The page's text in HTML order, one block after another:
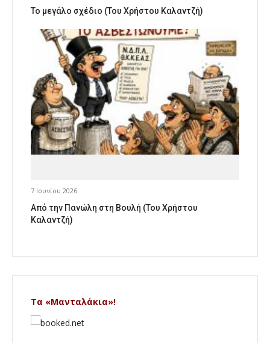
Το μεγάλο σχέδιο (Του Χρήστου Καλαντζή)
7 Ιουνίου 2026
Από την Πανώλη στη Βουλή (Του Χρήστου
Καλαντζή)
Τα «Μανταλάκια»!